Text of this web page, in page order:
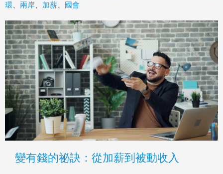
環、 兩岸、 加薪、 國會
變有錢的祕訣：從加薪到被動收入